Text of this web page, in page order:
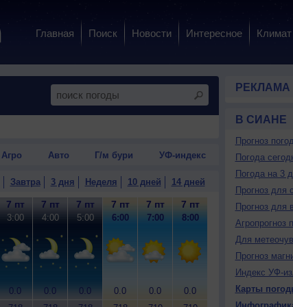
Главная Поиск Новости Интересное Климат
Агро Авто Г/м бури УФ-индекс
Завтра 3 дня Неделя 10 дней 14 дней
7 пт
3:00
0.0
7 пт
4:00
0.0
7 пт
5:00
0.0
7 пт
6:00
0.0
7 пт
7:00
0.0
7 пт
8:00
0.0
7 пт
0.0
7
РЕКЛАМА
В СИАНЕ
Прогноз
Погода
Погода на 3
Прогноз для
Прогноз для
Агропрогноз
Для
Прогноз
Индекс УФ-
Карты